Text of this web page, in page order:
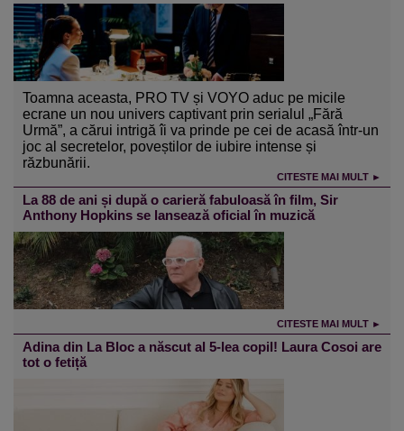
Toamna aceasta, PRO TV și VOYO aduc pe micile
ecrane un nou univers captivant prin serialul „Fără
Urmă”, a cărui intrigă îi va prinde pe cei de acasă într-un
joc al secretelor, poveștilor de iubire intense și
răzbunării.
CITESTE MAI MULT ►
La 88 de ani și după o carieră fabuloasă în film, Sir
Anthony Hopkins se lansează oficial în muzică
CITESTE MAI MULT ►
Adina din La Bloc a născut al 5-lea copil! Laura Cosoi are
tot o fetiță